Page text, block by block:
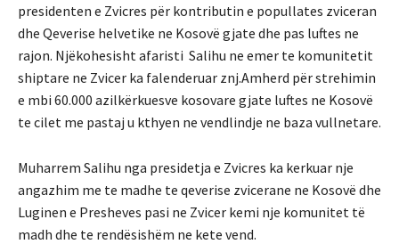
presidenten e Zvicres për kontributin e popullates zviceran
dhe Qeverise helvetike ne Kosovë gjate dhe pas luftes ne
rajon. Njëkohesisht afaristi Salihu ne emer te komunitetit
shiptare ne Zvicer ka falenderuar znj.Amherd për strehimin
e mbi 60.000 azilkërkuesve kosovare gjate luftes ne Kosovë
te cilet me pastaj u kthyen ne vendlindje ne baza vullnetare.
Muharrem Salihu nga presidetja e Zvicres ka kerkuar nje
angazhim me te madhe te qeverise zvicerane ne Kosovë dhe
Luginen e Presheves pasi ne Zvicer kemi nje komunitet të
madh dhe te rendësishëm ne kete vend.